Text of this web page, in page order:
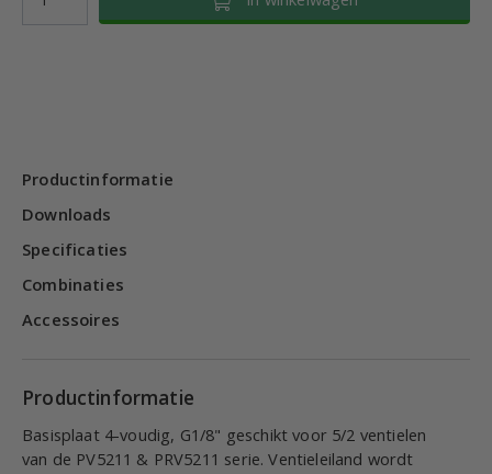
Productinformatie
Downloads
Specificaties
Combinaties
Accessoires
Productinformatie
Basisplaat 4-voudig, G1/8" geschikt voor 5/2 ventielen
van de PV5211 & PRV5211 serie. Ventieleiland wordt